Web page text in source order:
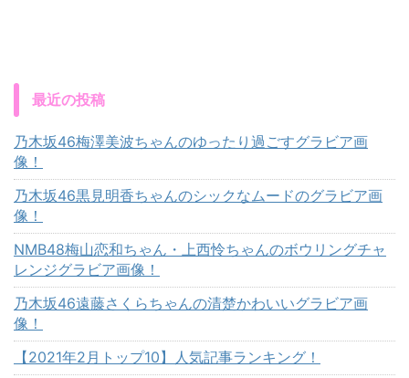
最近の投稿
乃木坂46梅澤美波ちゃんのゆったり過ごすグラビア画
像！
乃木坂46黒見明香ちゃんのシックなムードのグラビア画
像！
NMB48梅山恋和ちゃん・上西怜ちゃんのボウリングチャ
レンジグラビア画像！
乃木坂46遠藤さくらちゃんの清楚かわいいグラビア画
像！
【2021年2月トップ10】人気記事ランキング！